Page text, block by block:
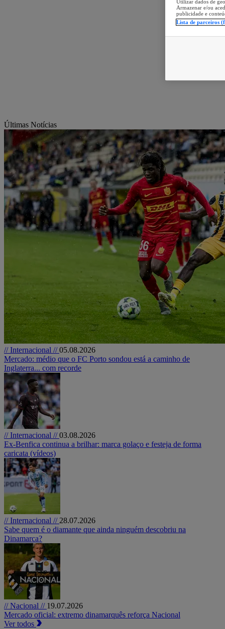
Últimas Notícias
// Internacional //05.08.2026
Mercado: médio que o FC Porto sondou está a caminho de
Inglaterra... com recorde
// Internacional //03.08.2026
Ex-Benfica continua a brilhar: marca golaço e festeja de forma
caricata (vídeos)
// Internacional // 28.07.2026
Sabe quem é o diamante que ainda ninguém descobriu na
Dinamarca?
// Nacional // 19.07.2026
Mercado oficial: extremo dinamarquês reforça Nacional
Ver todos
Utilizar dados de
Armazenar e/ou
publicidade e
Lista de parceiros